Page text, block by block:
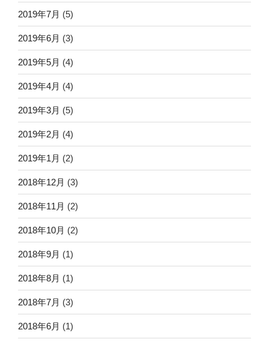
2019年7月 (5)
2019年6月 (3)
2019年5月 (4)
2019年4月 (4)
2019年3月 (5)
2019年2月 (4)
2019年1月 (2)
2018年12月 (3)
2018年11月 (2)
2018年10月 (2)
2018年9月 (1)
2018年8月 (1)
2018年7月 (3)
2018年6月 (1)